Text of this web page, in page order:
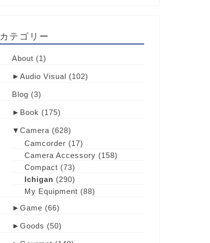
カテゴリー
About (1)
► Audio Visual (102)
Blog (3)
► Book (175)
▼ Camera (628)
Camcorder (17)
Camera Accessory (158)
Compact (73)
Ichigan (290)
My Equipment (88)
► Game (66)
► Goods (50)